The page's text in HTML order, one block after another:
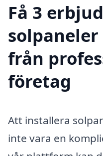
Få 3
från
företag
Att installera
inte vara en